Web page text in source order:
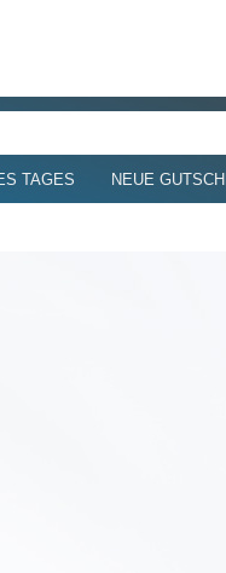
TAGES NEUE